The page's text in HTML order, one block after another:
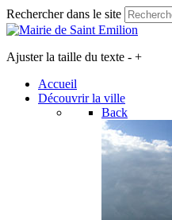
Rechercher dans le site
Ajuster la taille du texte - +
Accueil
Découvrir la ville
Back